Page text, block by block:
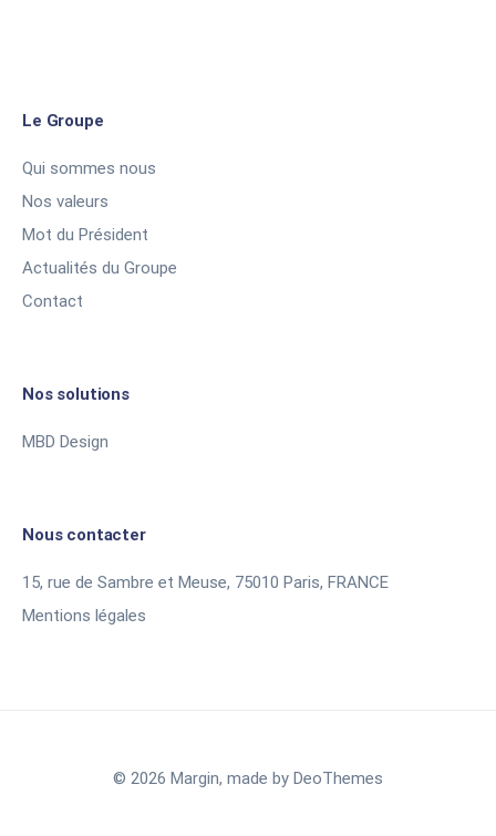
Le Groupe
Qui sommes nous
Nos valeurs
Mot du Président
Actualités du Groupe
Contact
Nos solutions
MBD Design
Nous contacter
15, rue de Sambre et Meuse, 75010 Paris, FRANCE
Mentions légales
© 2026 Margin, made by DeoThemes